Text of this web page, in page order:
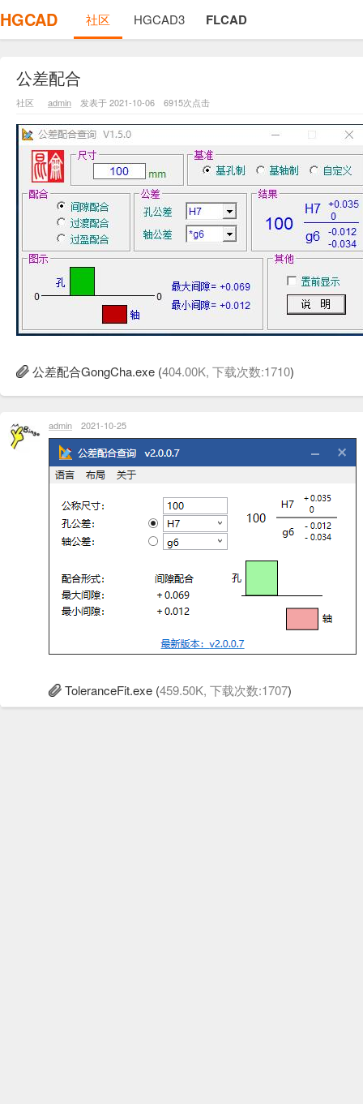
HGCAD 社区 HGCAD3 FLCAD
公差配合
社区 admin 发表于 2021-10-06 6915次点击
公差配合GongCha.exe (404.00K, 下载次数:1710)
admin 2021-10-25
ToleranceFit.exe (459.50K, 下载次数:1707)